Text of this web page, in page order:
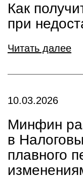
Как
при
Читать далее
10.03.2026
Минфин
в
плавного